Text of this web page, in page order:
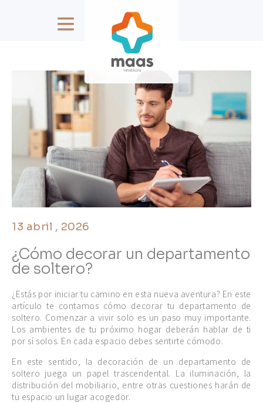
13 abril , 2026
¿Cómo decorar un departamento
de soltero?
¿Estás por iniciar tu camino en esta nueva aventura? En este
artículo te contamos cómo decorar tu departamento de
soltero. Comenzar a vivir solo es un paso muy importante.
Los ambientes de tu próximo hogar deberán hablar de ti
por sí solos. En cada espacio debes sentirte cómodo.
En este sentido, la decoración de un departamento de
soltero juega un papel trascendental. La iluminación, la
distribución del mobiliario, entre otras cuestiones harán de
tu espacio un lugar acogedor.